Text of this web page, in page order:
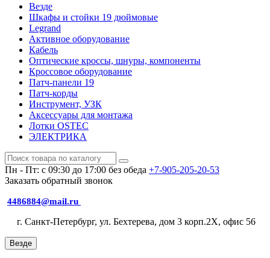
Везде
Шкафы и стойки 19 дюймовые
Legrand
Активное оборудование
Кабель
Оптические кроссы, шнуры, компоненты
Кроссовое оборудование
Патч-панели 19
Патч-корды
Инструмент, УЗК
Аксессуары для монтажа
Лотки OSTEC
ЭЛЕКТРИКА
Пн - Пт: с 09:30 до 17:00 без обеда +7-905-205-20-53
Заказать обратный звонок
4486884@mail.ru
г. Санкт-Петербург, ул. Бехтерева, дом 3 корп.2X, офис 56
Везде